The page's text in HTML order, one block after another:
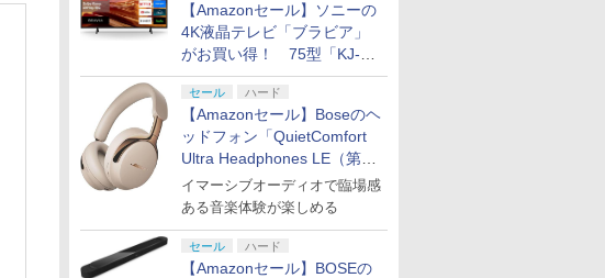
【Amazonセール】ソニーの
4K液晶テレビ「ブラビア」
がお買い得！ 75型「KJ-
75X75WL」などラインナッ
プ
セール ハード
【Amazonセール】Boseのヘ
ッドフォン「QuietComfort
Ultra Headphones LE（第2
世代）」などお買い得価格で
登場
イマーシブオーディオで臨場感
ある音楽体験が楽しめる
セール ハード
【Amazonセール】BOSEの